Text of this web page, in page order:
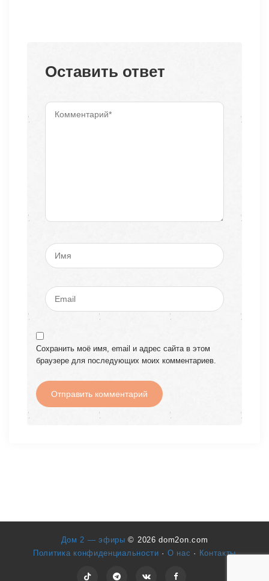
Оставить ответ
Сохранить моё имя, email и адрес сайта в этом
браузере для последующих моих комментариев.
Дом 2 — эфиры© 2026 dom2on.com
Политика конфиденциальности · О нас · Контакты